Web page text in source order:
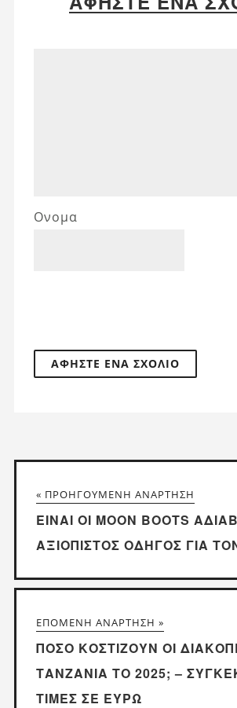
Ονομα
« ΠΡΟΗΓΟΎΜΕΝΗ ΑΝΆΡΤΗΣΗ
ΕΊΝΑΙ ΟΙ MOON BOOTS
ΑΞΙΌΠΙΣΤΟΣ ΟΔΗΓΌΣ ΓΙΑ
ΕΠΌΜΕΝΗ ΑΝΆΡΤΗΣΗ »
ΠΌΣΟ ΚΟΣΤΊΖΟΥΝ ΟΙ
ΤΑΝΖΑΝΊΑ ΤΟ 2025; –
ΤΙΜΈΣ ΣΕ ΕΥΡΏ